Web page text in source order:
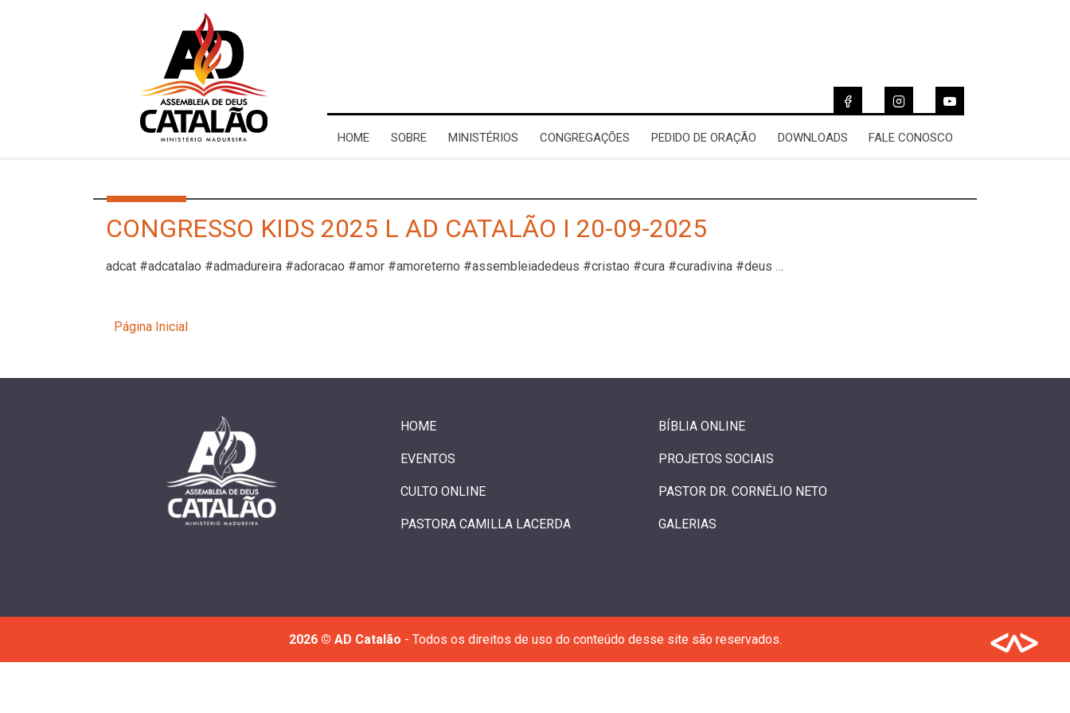
HOME SOBRE MINISTÉRIOS CONGREGAÇÕES PEDIDO DE ORAÇÃO DOWNLOADS FALE CONOSCO
CONGRESSO KIDS 2025 L AD CATALÃO I 20-09-2025
adcat #adcatalao #admadureira #adoracao #amor #amoreterno #assembleiadedeus #cristao #cura #curadivina #deus …
Página Inicial
HOME BÍBLIA ONLINE
EVENTOS PROJETOS SOCIAIS
CULTO ONLINE PASTOR DR. CORNÉLIO NETO
PASTORA CAMILLA LACERDA GALERIAS
2026 © AD Catalão - Todos os direitos de uso do conteúdo desse site são reservados.